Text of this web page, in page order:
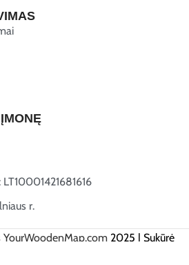
r.
YourWoodenMap.com 2025 | Sukūrė